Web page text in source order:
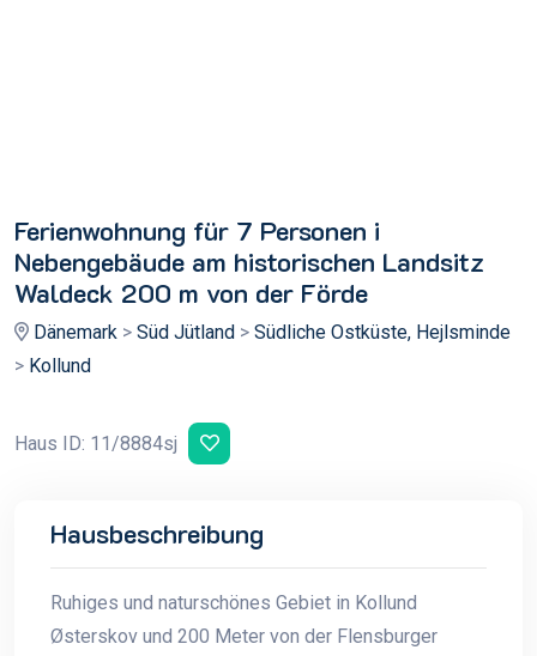
Ferienwohnung für 7 Personen i
Nebengebäude am historischen Landsitz
Waldeck 200 m von der Förde
Dänemark > Süd Jütland > Südliche Ostküste, Hejlsminde
> Kollund
Haus ID: 11/8884sj
Hausbeschreibung
Ruhiges und naturschönes Gebiet in Kollund
Østerskov und 200 Meter von der Flensburger